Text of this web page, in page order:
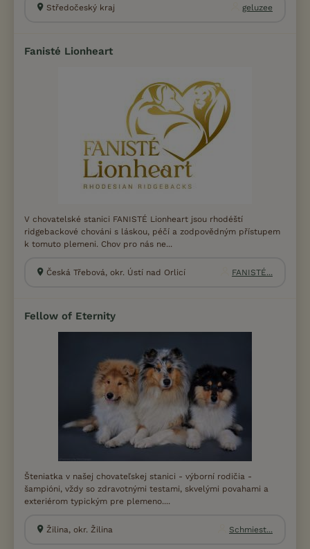
Středočeský kraj geluzee
Fanisté Lionheart
V chovatelské stanici FANISTÉ Lionheart jsou rhodéští
ridgebackové chováni s láskou, péčí a zodpovědným přístupem
k tomuto plemeni. Chov pro nás ne...
Česká Třebová, okr. Ústí nad Orlicí FANISTÉ...
Fellow of Eternity
Šteniatka v našej chovateľskej stanici - výborní rodičia -
šampióni, vždy so zdravotnými testami, skvelými povahami a
exteriérom typickým pre plemeno....
Žilina, okr. Žilina Schmiest...